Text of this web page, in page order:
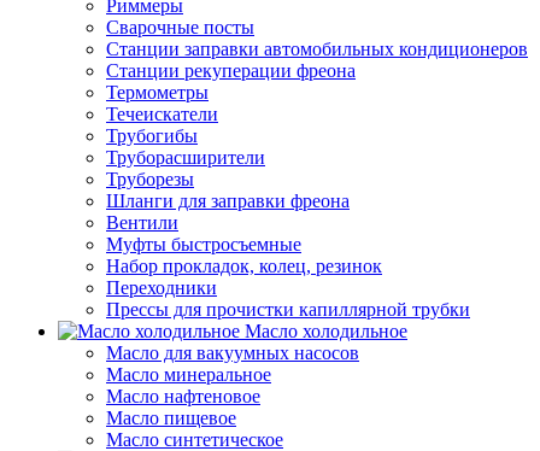
Риммеры
Сварочные посты
Станции заправки автомобильных кондиционеров
Станции рекуперации фреона
Термометры
Течеискатели
Трубогибы
Труборасширители
Труборезы
Шланги для заправки фреона
Вентили
Муфты быстросъемные
Набор прокладок, колец, резинок
Переходники
Прессы для прочистки капиллярной трубки
Масло холодильное
Масло для вакуумных насосов
Масло минеральное
Масло нафтеновое
Масло пищевое
Масло синтетическое